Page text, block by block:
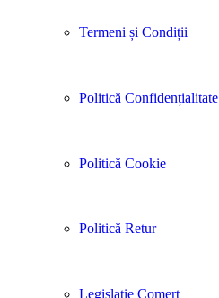
Termeni și Condiții
Politică Confidențialitate
Politică Cookie
Politică Retur
Legislație Comerț